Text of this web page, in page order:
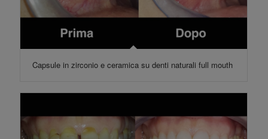
Capsule in zirconio e ceramica su denti naturali full mouth